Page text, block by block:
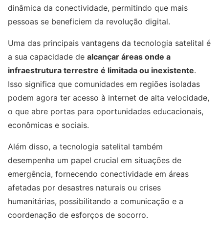
dinâmica da conectividade, permitindo que mais
pessoas se beneficiem da revolução digital.
Uma das principais vantagens da tecnologia satelital é
a sua capacidade de alcançar áreas onde a
infraestrutura terrestre é limitada ou inexistente.
Isso significa que comunidades em regiões isoladas
podem agora ter acesso à internet de alta velocidade,
o que abre portas para oportunidades educacionais,
econômicas e sociais.
Além disso, a tecnologia satelital também
desempenha um papel crucial em situações de
emergência, fornecendo conectividade em áreas
afetadas por desastres naturais ou crises
humanitárias, possibilitando a comunicação e a
coordenação de esforços de socorro.